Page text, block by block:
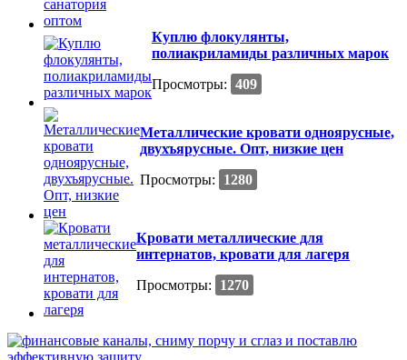
Куплю флокулянты,
полиакриламиды различных марок
Просмотры: 409
Металлические кровати одноярусные,
двухъярусные. Опт, низкие цен
Просмотры:
1280
Кровати металлические для
интернатов, кровати для лагеря
Просмотры:
1270